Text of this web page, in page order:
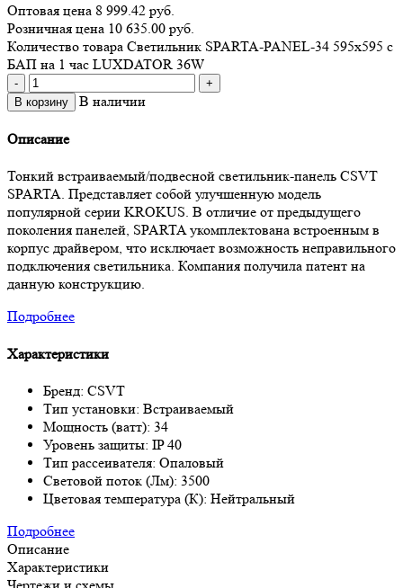
Оптовая цена 8 999.42 руб.
Розничная цена 10 635.00 руб.
Количество товара Светильник SPARTA-PANEL-34 595x595 c
БАП на 1 час LUXDATOR 36W
-
+
В корзину
В наличии
Описание
Тонкий встраиваемый/подвесной светильник-панель CSVT
SPARTA. Представляет собой улучшенную модель
популярной серии KROKUS. В отличие от предыдущего
поколения панелей, SPARTA укомплектована встроенным в
корпус драйвером, что исключает возможность неправильного
подключения светильника. Компания получила патент на
данную конструкцию.
Подробнее
Характеристики
Бренд: CSVT
Тип установки: Встраиваемый
Мощность (ватт): 34
Уровень защиты: IP 40
Тип рассеивателя: Опаловый
Световой поток (Лм): 3500
Цветовая температура (К): Нейтральный
Подробнее
Описание
Характеристики